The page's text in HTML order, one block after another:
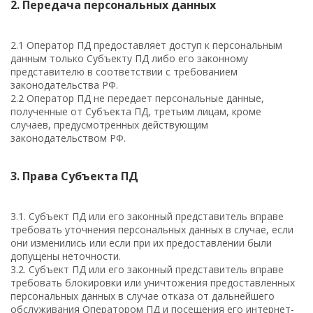
2. Передача персональных данных
2.1 Оператор ПД предоставляет доступ к персональным
данным только Субъекту ПД либо его законному
представителю в соответствии с требованием
законодательства РФ.
2.2 Оператор ПД не передает персональные данные,
полученные от Субъекта ПД, третьим лицам, кроме
случаев, предусмотренных действующим
законодательством РФ.
3. Права Субъекта ПД
3.1. Субъект ПД или его законный представитель вправе
требовать уточнения персональных данных в случае, если
они изменились или если при их предоставлении были
допущены неточности.
3.2. Субъект ПД или его законный представитель вправе
требовать блокировки или уничтожения предоставленных
персональных данных в случае отказа от дальнейшего
обслуживания Оператором ПД и посещения его интернет-